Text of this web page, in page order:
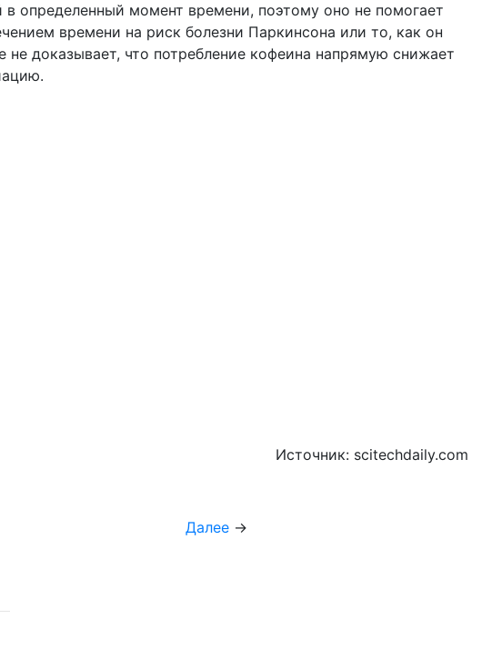
определенный момент времени, поэтому оно не помогает
времени на риск болезни Паркинсона или то, как он
доказывает, что потребление кофеина напрямую снижает
Источник: scitechdaily.com
Далее →